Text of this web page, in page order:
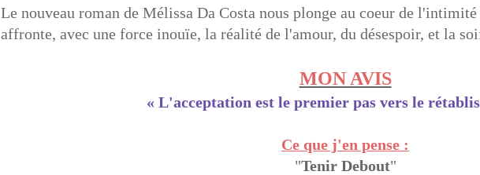
Le nouveau roman de Mélissa Da Costa nous plonge au coeur de
affronte, avec une force inouïe, la réalité de l'amour, du désespoir, et la
MON AVIS
« L'acceptation est le premier pas vers le
Ce que j'en pense :
"Tenir Debout"